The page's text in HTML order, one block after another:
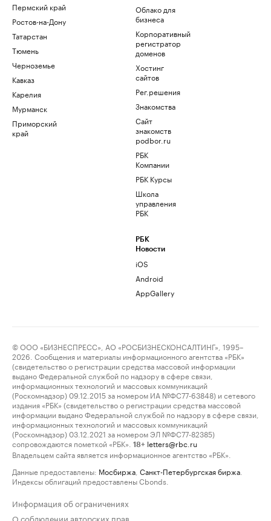
Пермский край
Ростов-на-Дону
Татарстан
Тюмень
Черноземье
Кавказ
Карелия
Мурманск
Приморский
край
Облако для
бизнеса
Корпоративный
регистратор
доменов
Хостинг
сайтов
Рег.решения
Знакомства
Сайт
знакомств
podbor.ru
РБК
Компании
РБК Курсы
Школа
управления
РБК
РБК
Новости
iOS
Android
AppGallery
© ООО «БИЗНЕСПРЕСС», АО «РОСБИЗНЕСКОНСАЛТИНГ», 1995–
2026. Сообщения и материалы информационного агентства «РБК»
(свидетельство о регистрации средства массовой информации
выдано Федеральной службой по надзору в сфере связи,
информационных технологий и массовых коммуникаций
(Роскомнадзор) 09.12.2015 за номером ИА №ФС77-63848) и сетевого
издания «РБК» (свидетельство о регистрации средства массовой
информации выдано Федеральной службой по надзору в сфере связи,
информационных технологий и массовых коммуникаций
(Роскомнадзор) 03.12.2021 за номером ЭЛ №ФС77-82385)
сопровождаются пометкой «РБК».
18+ letters@rbc.ru
Владельцем сайта является информационное агентство «РБК».
Данные предоставлены: Мосбиржа Санкт-Петербургская биржа
Индексы облигаций предоставлены Cbonds.
Информация об ограничениях
О соблюдении авторских прав